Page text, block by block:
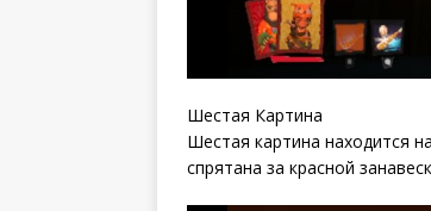
Шестая Картина
Шестая картина находится
спрятана за красной